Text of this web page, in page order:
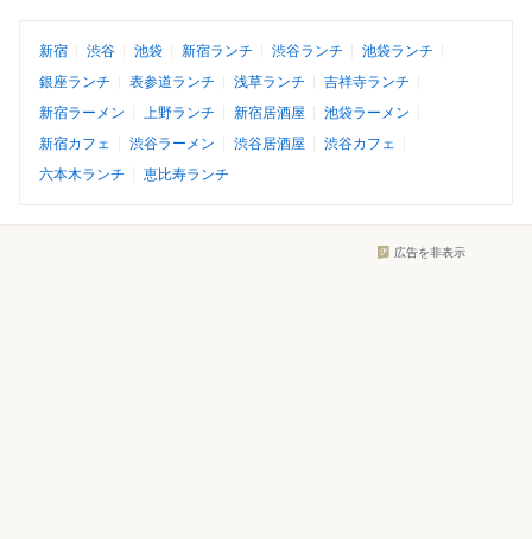
新宿 渋谷 池袋 新宿ランチ 渋谷ランチ
池袋ランチ
銀座ランチ
表参道ランチ 浅草ランチ
吉祥寺ランチ
新宿ラーメン
上野ランチ 新宿居酒屋
池袋ラーメン
新宿カフェ
渋谷ラーメン 渋谷居酒屋
渋谷カフェ
六本木ランチ
恵比寿ランチ
広告を非表示